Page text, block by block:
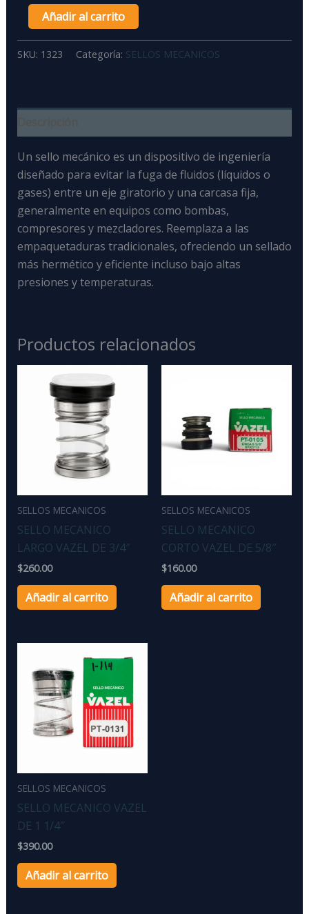
Añadir al carrito
SKU: 1323 Categoría: SELLOS MECANICOS
Un sello mecánico es un dispositivo de ingeniería
diseñado para evitar la fuga de fluidos (líquidos o
gases) entre un eje giratorio y una carcasa fija,
generalmente en equipos como bombas,
compresores y mezcladores. Reemplaza a las
empaquetaduras tradicionales, ofreciendo un sellado
más hermético y eficiente incluso bajo altas
presiones y temperaturas.
Productos relacionados
SELLOS MECANICOS
SELLO MECANICO
LARGO VAZEL DE 3/4″
$260.00
Añadir al carrito
SELLOS MECANICOS
SELLO MECANICO
CORTO VAZEL DE 5/8″
$160.00
Añadir al carrito
SELLOS MECANICOS
SELLO MECANICO VAZEL
DE 1 1/4″
$390.00
Añadir al carrito